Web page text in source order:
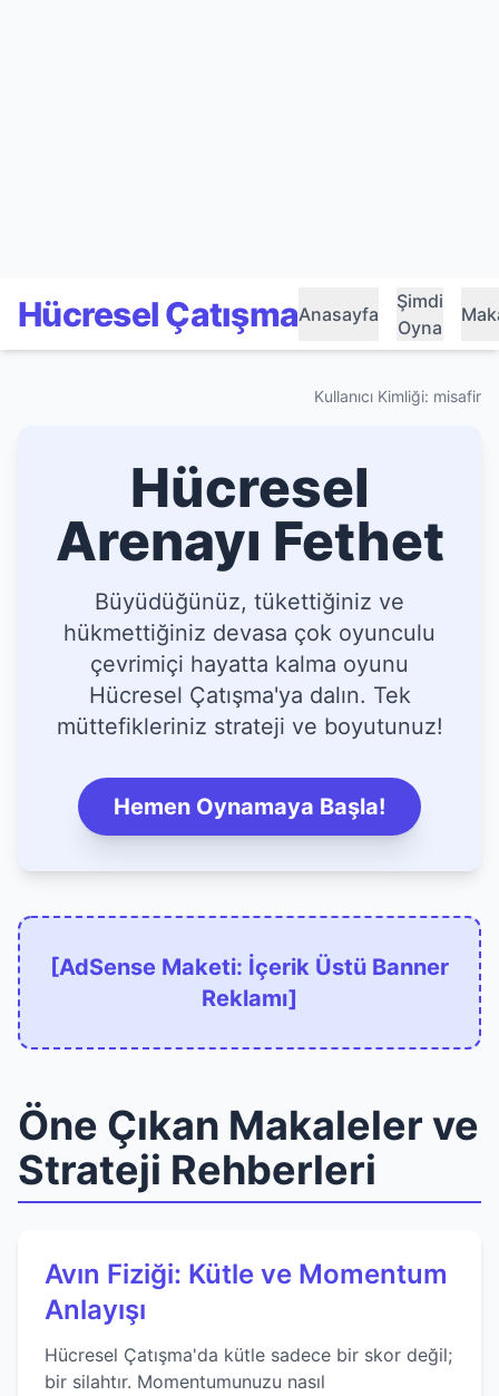
Hücresel ÇatışmaAnasayfa
Şimdi
Oyna
Kullanıcı Kimliği: misafir
Hücresel
Arenayı Fethet
Büyüdüğünüz, tükettiğiniz ve
hükmettiğiniz devasa çok oyunculu
çevrimiçi hayatta kalma oyunu
Hücresel Çatışma'ya dalın. Tek
müttefikleriniz strateji ve boyutunuz!
Hemen Oynamaya Başla!
[AdSense Maketi: İçerik Üstü Banner
Reklamı]
Öne Çıkan Makaleler ve
Strateji Rehberleri
Avın Fiziği: Kütle ve Momentum
Anlayışı
Hücresel Çatışma'da kütle sadece bir skor değil;
bir silahtır. Momentumunuzu nasıl